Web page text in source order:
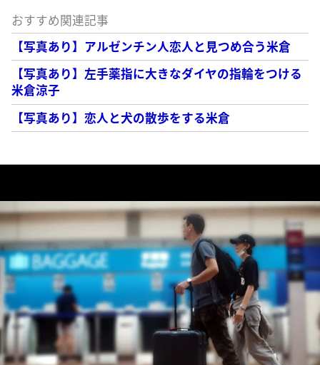
おすすめ関連記事
【写真あり】アルゼンチン人恋人と見つめ合う米倉
【写真あり】左手薬指に大きなダイヤの指輪をつける
米倉涼子
【写真あり】恋人と犬の散歩をする米倉